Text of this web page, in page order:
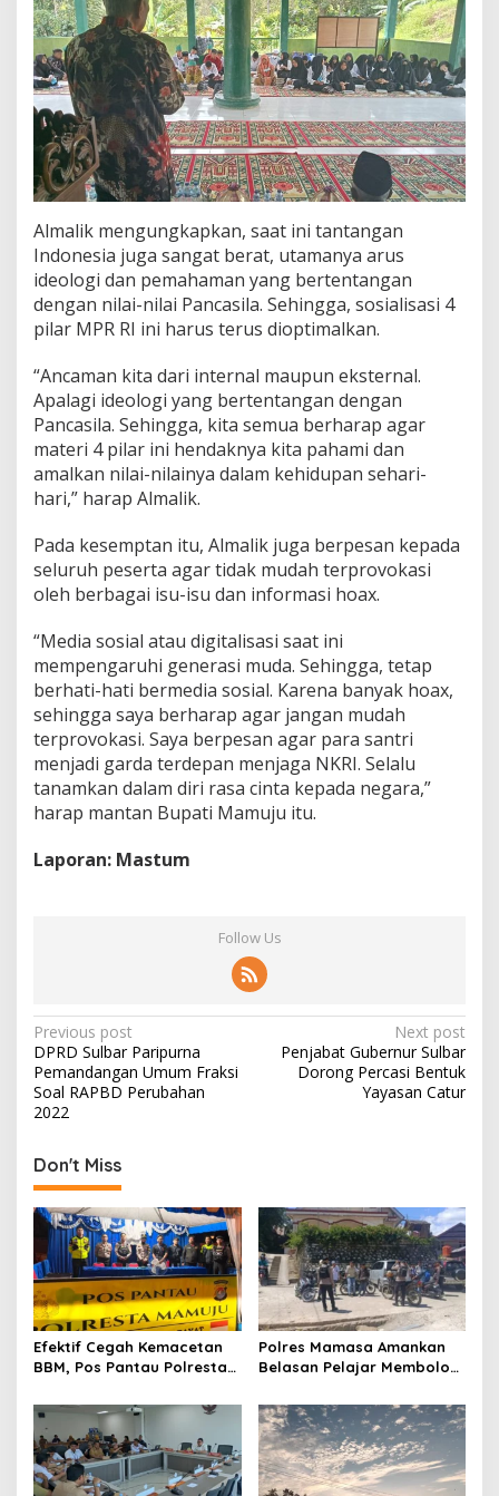
Almalik mengungkapkan, saat ini tantangan
Indonesia juga sangat berat, utamanya arus
ideologi dan pemahaman yang bertentangan
dengan nilai-nilai Pancasila. Sehingga, sosialisasi 4
pilar MPR RI ini harus terus dioptimalkan.
“Ancaman kita dari internal maupun eksternal.
Apalagi ideologi yang bertentangan dengan
Pancasila. Sehingga, kita semua berharap agar
materi 4 pilar ini hendaknya kita pahami dan
amalkan nilai-nilainya dalam kehidupan sehari-
hari,” harap Almalik.
Pada kesemptan itu, Almalik juga berpesan kepada
seluruh peserta agar tidak mudah terprovokasi
oleh berbagai isu-isu dan informasi hoax.
“Media sosial atau digitalisasi saat ini
mempengaruhi generasi muda. Sehingga, tetap
berhati-hati bermedia sosial. Karena banyak hoax,
sehingga saya berharap agar jangan mudah
terprovokasi. Saya berpesan agar para santri
menjadi garda terdepan menjaga NKRI. Selalu
tanamkan dalam diri rasa cinta kepada negara,”
harap mantan Bupati Mamuju itu.
Laporan: Mastum
Follow Us
P
o
s
t
n
a
v
i
g
a
t
i
o
n
Previous post
DPRD Sulbar Paripurna
Pemandangan Umum Fraksi
Soal RAPBD Perubahan
2022
Next post
Penjabat Gubernur Sulbar
Dorong Percasi Bentuk
Yayasan Catur
Don't Miss
Efektif Cegah Kemacetan
BBM, Pos Pantau Polresta
SPBU Kali Mamuju
Polres Mamasa Amankan
Belasan Pelajar Membolos
Langsung Diantar Kembali
ke Sekolah